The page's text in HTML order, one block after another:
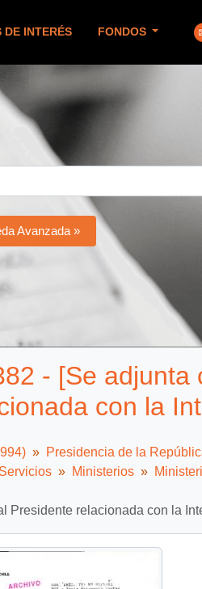
DE INTERÉS FONDOS
Avanzada »
- [Se
con la
Presidencia de la
Ministerios
Presidente relacionada con la